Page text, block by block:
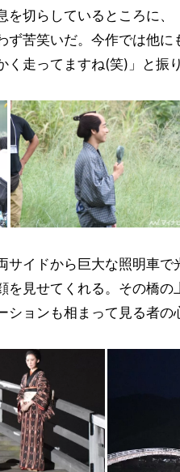
を切らしているところに
ず苦笑いだ。今作では他に
走ってますね(笑)」と振
サイドから巨大な照明車
を見せてくれる。その橋
ョンも相まって見る者の